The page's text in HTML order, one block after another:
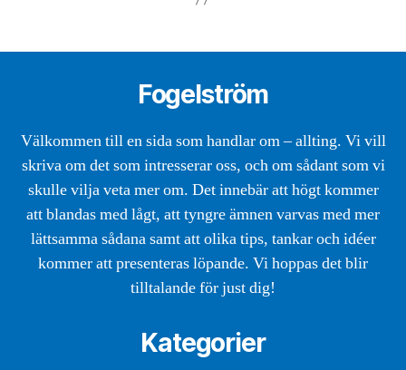
Fogelström
Välkommen till en sida som handlar om – allting. Vi vill
skriva om det som intresserar oss, och om sådant som vi
skulle vilja veta mer om. Det innebär att högt kommer
att blandas med lågt, att tyngre ämnen varvas med mer
lättsamma sådana samt att olika tips, tankar och idéer
kommer att presenteras löpande. Vi hoppas det blir
tilltalande för just dig!
Kategorier